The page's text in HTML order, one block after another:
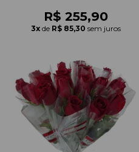
R$ 255,90
3x de R$ 85,30 sem juros